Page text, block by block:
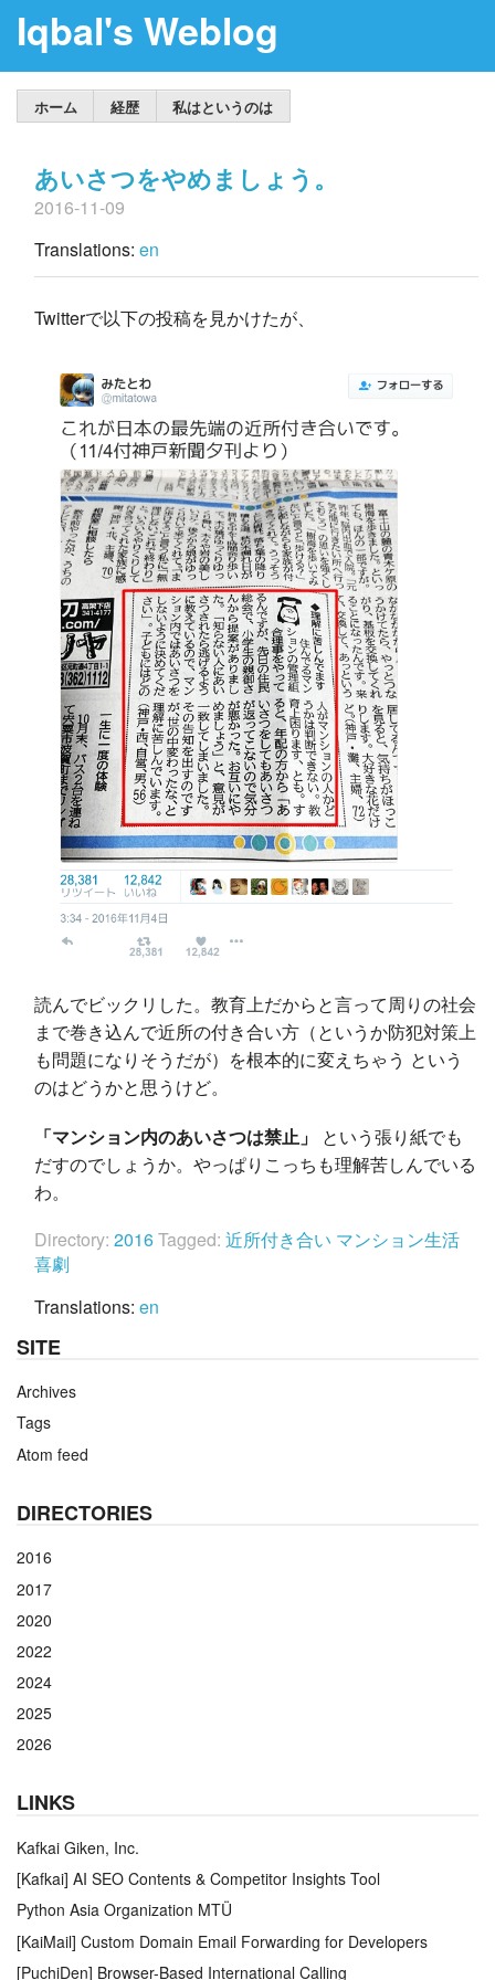
Iqbal's Weblog
ホーム 経歴 私はというのは
あいさつをやめましょう。
2016-11-09
Translations: en
Twitterで以下の投稿を見かけたが、
読んでビックリした。教育上だからと言って周りの社会
まで巻き込んで近所の付き合い方（というか防犯対策上
も問題になりそうだが）を根本的に変えちゃう という
のはどうかと思うけど。
「マンション内のあいさつは禁止」
という張り紙でも
だすのでしょうか。やっぱりこっちも理解苦しんでいる
わ。
Directory: 2016Tagged: 近所付き合い マンション生活
喜劇
Translations: en
SITE
Archives
Tags
Atom feed
DIRECTORIES
2016
2017
2020
2022
2024
2025
2026
LINKS
Kafkai Giken, Inc.
[Kafkai] AI SEO Contents & Competitor Insights Tool
Python Asia Organization MTÜ
[KaiMail] Custom Domain Email Forwarding for Developers
[PuchiDen] Browser-Based International Calling